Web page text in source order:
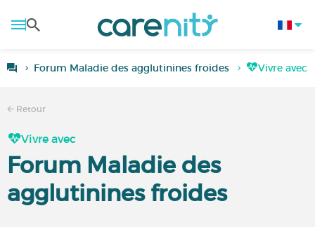
Forum Maladie des agglutinines froides Vivre avec
Retour
Vivre avec
Forum Maladie des
agglutinines froides